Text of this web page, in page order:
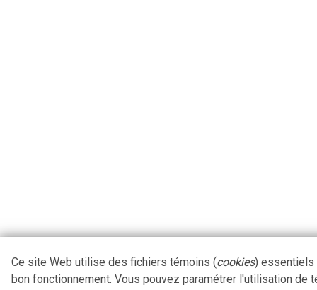
Ce site Web utilise des fichiers témoins (cookies) essentiels
bon fonctionnement. Vous pouvez paramétrer l'utilisation de